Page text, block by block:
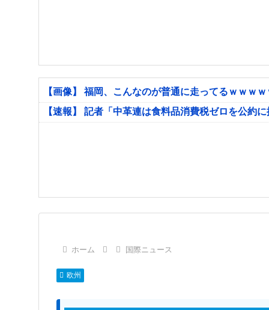
【画像】 福岡、こんなのが普通に走ってるｗｗｗ
【速報】 記者「中革連は食料品消費税ゼロを公約
ホーム 国際ニュース
欧州